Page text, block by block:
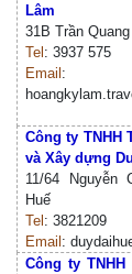
Lâm
31B Trần
Tel : 3937 575
Email :
Công ty TNHH
và Xây dựng
11/64 Nguyễn
Huế
Tel : 3821209
Email :
Công ty TNHH